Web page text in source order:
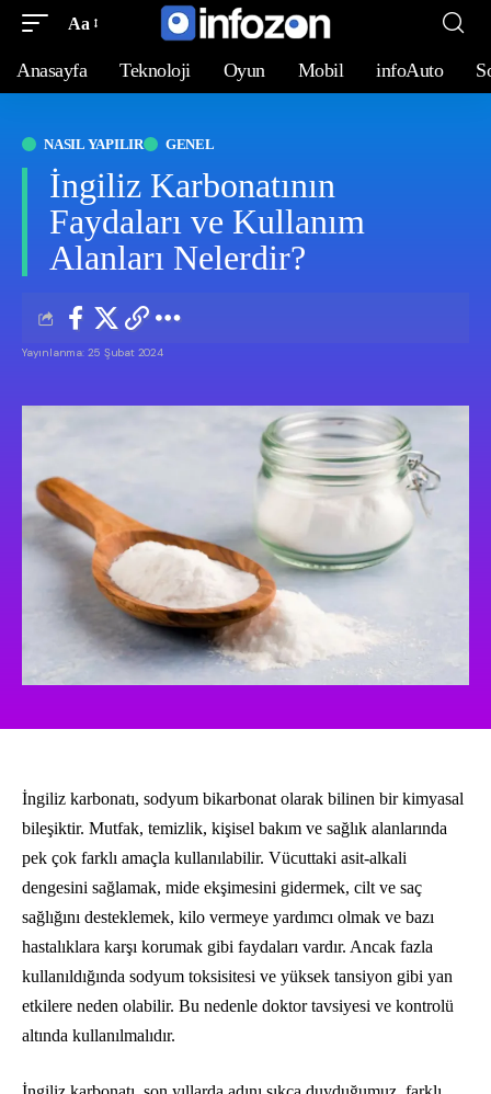
Aa
Anasayfa Teknoloji Oyun Mobil infoAuto
NASIL YAPILIR GENEL
İngiliz Karbonatının
Faydaları ve Kullanım
Alanları Nelerdir?
Yayınlanma: 25 Şubat 2024
İngiliz karbonatı, sodyum bikarbonat olarak bilinen bir kimyasal
bileşiktir. Mutfak, temizlik, kişisel bakım ve sağlık alanlarında
pek çok farklı amaçla kullanılabilir. Vücuttaki asit-alkali
dengesini sağlamak, mide ekşimesini gidermek, cilt ve saç
sağlığını desteklemek, kilo vermeye yardımcı olmak ve bazı
hastalıklara karşı korumak gibi faydaları vardır. Ancak fazla
kullanıldığında sodyum toksisitesi ve yüksek tansiyon gibi yan
etkilere neden olabilir. Bu nedenle doktor tavsiyesi ve kontrolü
altında kullanılmalıdır.